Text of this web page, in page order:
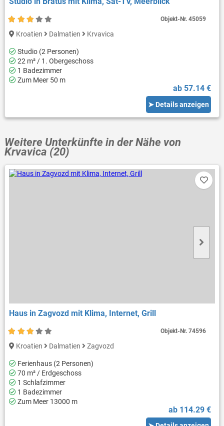
Kroatien Dalmatien Krvavica
Studio (2 Personen)
22 m² / 1. Obergeschoss
1 Badezimmer
Zum Meer 50 m
ab 57.14 €
➤ Details anzeigen
Objekt-Nr.45059
Weitere Unterkünfte in der Nähe von
Krvavica (20)
Haus in Zagvozd mit Klima, Internet, Grill
Kroatien Dalmatien Zagvozd
Ferienhaus (2 Personen)
70 m² / Erdgeschoss
1 Schlafzimmer
1 Badezimmer
Zum Meer 13000 m
ab 114.29 €
Objekt-Nr.74596